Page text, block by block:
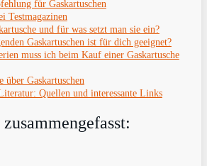
für Gaskartuschen
Testmagazinen
und für was setzt man sie ein?
Gaskartuschen ist für dich geeignet?
muss ich beim Kauf einer Gaskartusche
über Gaskartuschen
Quellen und interessante Links